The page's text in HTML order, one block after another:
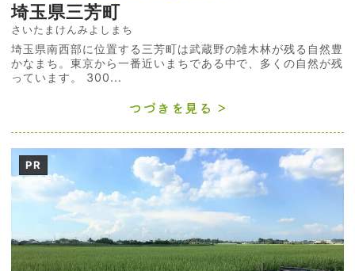
埼玉県三芳町
さいたまけんみよしまち
埼玉県南西部に位置する三芳町は武蔵野の雑木林が残る自然豊
かなまち。東京から一番近いまちである中で、多くの自然が残
っています。 300...
つづきを見る
PR